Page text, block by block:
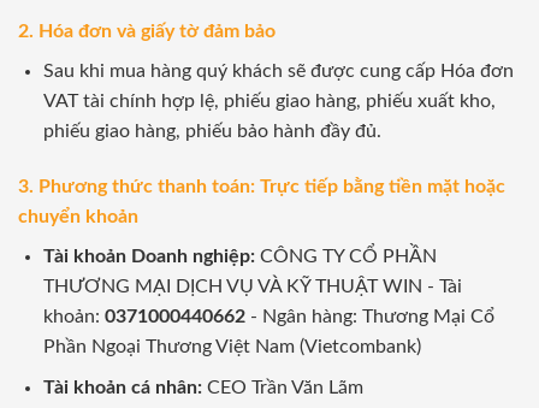
2. Hóa đơn và giấy tờ đảm bảo
Sau khi mua hàng quý khách sẽ được cung cấp Hóa đơn
VAT tài chính hợp lệ, phiếu giao hàng, phiếu xuất kho,
phiếu giao hàng, phiếu bảo hành đầy đủ.
3. Phương thức thanh toán: Trực tiếp bằng tiền mặt hoặc
chuyển khoản
Tài khoản Doanh nghiệp:CÔNG TY CỔ PHẦN
THƯƠNG MẠI DỊCH VỤ VÀ KỸ THUẬT WIN - Tài
khoản: 0371000440662- Ngân hàng: Thương Mại Cổ
Phần Ngoại Thương Việt Nam (Vietcombank)
Tài khoản cá nhân: CEO Trần Văn Lãm